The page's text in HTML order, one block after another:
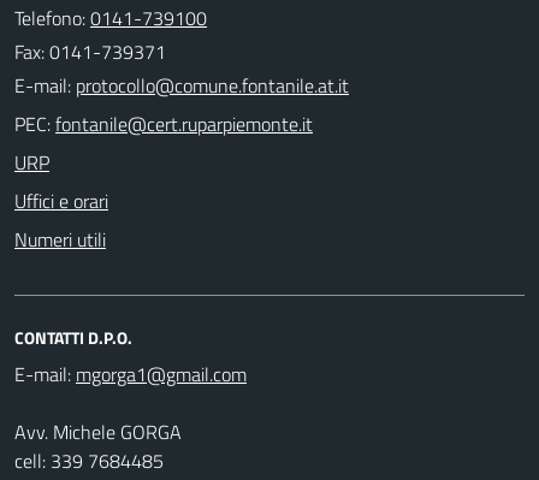
Telefono:0141-739100
Fax: 0141-739371
E-mail:
PEC:
URP
Uffici e orari
Numeri utili
CONTATTI D.P.O.
E-mail:
Avv. Michele GORGA
cell: 339 7684485